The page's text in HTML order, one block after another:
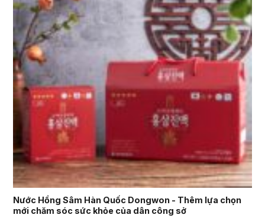
Nước Hồng Sâm Hàn Quốc Dongwon - Thêm lựa chọn
mới chăm sóc sức khỏe của dân công sở